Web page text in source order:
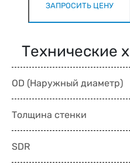
ЗАПРОСИТЬ ЦЕНУ
Технические
OD (Наружный диаметр)
Толщина стенки
SDR